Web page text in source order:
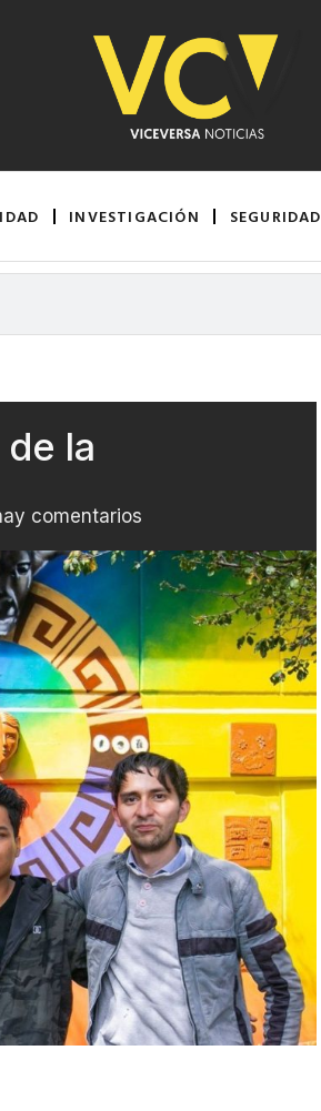
INVESTIGACIÓN SEGURIDAD
la
comentarios